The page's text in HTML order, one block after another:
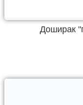
Доширак